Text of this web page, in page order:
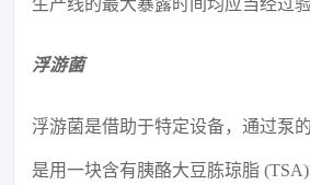
生产线的最大暴露时间均应当经过
浮游菌
浮游菌是借助于特定设备，通过泵
是用一块含有胰酪大豆胨琼脂